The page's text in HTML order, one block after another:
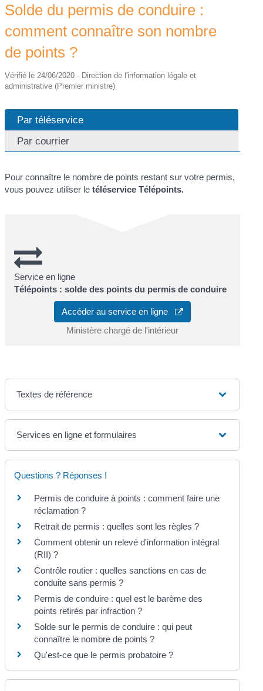
Solde du permis de conduire :
comment connaître son nombre
de points ?
Vérifié le 24/06/2020 - Direction de l'information légale et
administrative (Premier ministre)
Par téléservice
Par courrier
Pour connaître le nombre de points restant sur votre permis,
vous pouvez utiliser letéléserviceTélépoints.
Service en ligne
Télépoints : solde des points du permis de conduire
Accéder au service en ligne
Ministère chargé de l'intérieur
Textes de référence
Services en ligne et formulaires
Questions ? Réponses !
Permis de conduire à points : comment faire une
réclamation ?
Retrait de permis : quelles sont les règles ?
Comment obtenir un relevé d'information intégral
(RII) ?
Contrôle routier : quelles sanctions en cas de
conduite sans permis ?
Permis de conduire : quel est le barème des
points retirés par infraction ?
Solde sur le permis de conduire : qui peut
connaître le nombre de points ?
Qu'est-ce que le permis probatoire ?